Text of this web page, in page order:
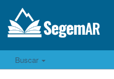
Buscar